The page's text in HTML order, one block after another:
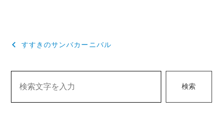
投
ビ
すすきのサンバカーニバル
検索